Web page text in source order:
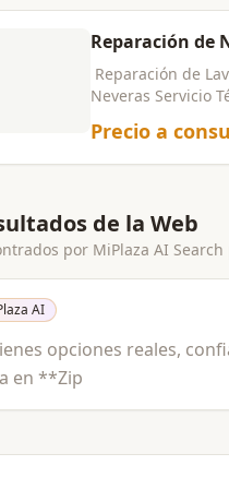
Reparación de
Reparación de
Neveras Servicio
Lavadoras en
Mosquera
Reparación de
lavadoras
Antiguo Country
Reparación de
Precio a
de la Web
por MiPlaza AI Search
AI
opciones reales,
en **Zip